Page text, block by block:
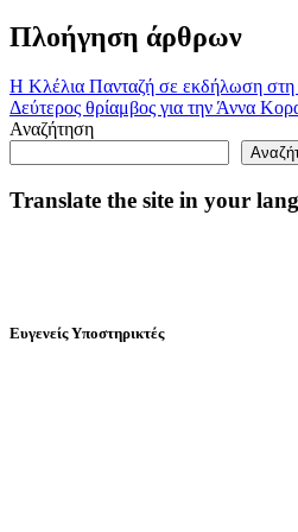
Πλοήγηση άρθρων
Η Κλέλια Πανταζή σε εκδήλωση
Δεύτερος θρίαμβος για την Άννα
Αναζήτηση
Translate the site in your
Ευγενείς Υποστηρικτές